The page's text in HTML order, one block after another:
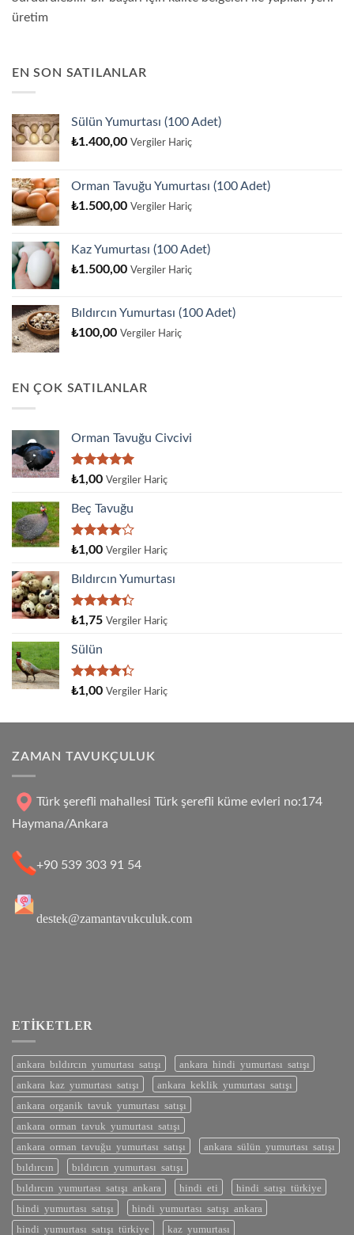
üretim
EN SON SATILANLAR
Sülün Yumurtası (100 Adet)
₺1.400,00 Vergiler Hariç
Orman Tavuğu Yumurtası (100 Adet)
₺1.500,00 Vergiler Hariç
Kaz Yumurtası (100 Adet)
₺1.500,00 Vergiler Hariç
Bıldırcın Yumurtası (100 Adet)
₺100,00 Vergiler Hariç
EN ÇOK SATILANLAR
Orman Tavuğu Civcivi
5 üzerinden
aldı
₺1,00 Vergiler Hariç
Beç Tavuğu
5
4.00
aldı
₺1,00 Vergiler Hariç
Bıldırcın Yumurtası
5
4.33oy
aldı
₺1,75 Vergiler Hariç
Sülün
5
₺1,00 Vergiler Hariç
ZAMAN TAVUKÇULUK
Türk şerefli mahallesi Türk şerefli küme evleri no:174
Haymana/Ankara
+90 539 303 91 54
destek@zamantavukculuk.com
ETIKETLER
ankara bıldırcın yumurtası satışı
ankara hindi yumurtası satışı
ankara kaz yumurtası satışı
ankara keklik yumurtası satışı
ankara organik tavuk yumurtası satışı
ankara orman tavuk yumurtası satışı
ankara orman tavuğu yumurtası satışı
ankara sülün yumurtası satışı
bıldırcın
bıldırcın yumurtası satışı
bıldırcın yumurtası satışı ankara
hindi eti
hindi satışı türkiye
hindi yumurtası satışı
hindi yumurtası satışı ankara
hindi yumurtası satışı türkiye
kaz yumurtası